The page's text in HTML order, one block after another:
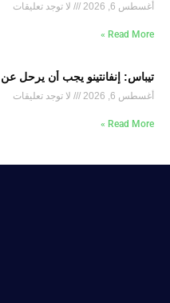
أغسطس 6, 2026 لا توجد تعليقات
Read More »
تيباس: إنفانتينو يجب أن يرحل
أغسطس 6, 2026 لا توجد تعليقات
Read More »